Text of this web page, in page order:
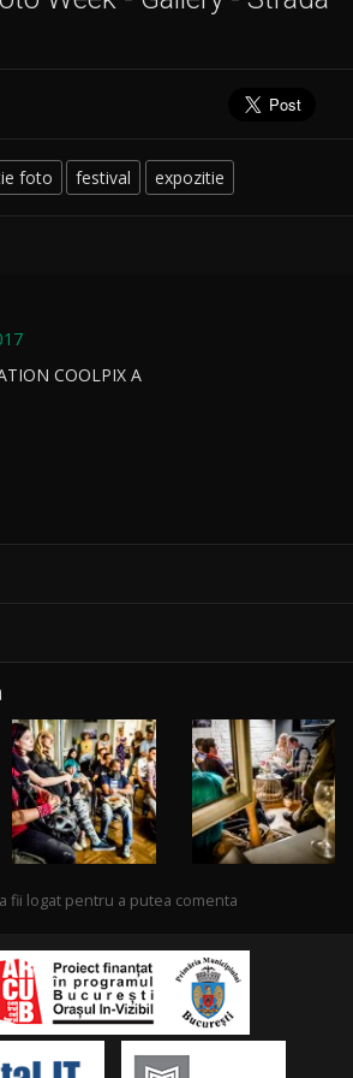
foto festival expozitie
COOLPIX A
fii logat pentru a putea comenta